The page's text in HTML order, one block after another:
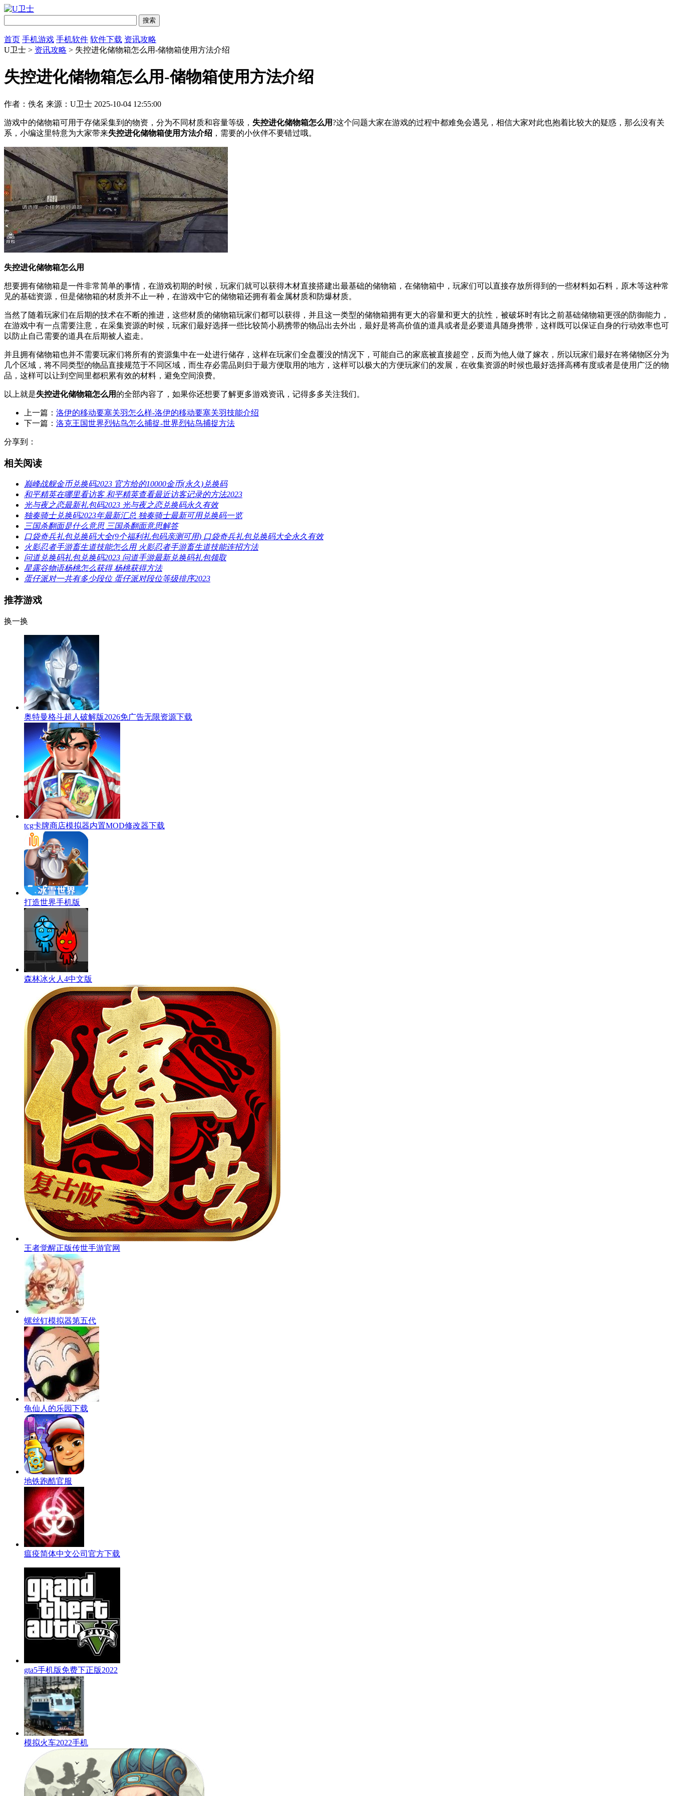
首页 手机游戏 手机软件 软件下载 资讯攻略
U卫士 > 资讯攻略 > 失控进化储物箱怎么用-储物箱使用方法介绍
失控进化储物箱怎么用-储物箱使用方法介绍
作者：佚名 来源：U卫士 2025-10-04 12:55:00
游戏中的储物箱可用于存储采集到的物资，分为不同材质和容量等级， 失控进化储物箱怎么用?这个问题大家在游戏的过程中都难免会遇见，相信大家对此也抱着比较大的疑惑，那么没有关
系，小编这里特意为大家带来失控进化储物箱使用方法介绍 ，需要的小伙伴不要错过哦。
失控进化储物箱怎么用
想要拥有储物箱是一件非常简单的事情，在游戏初期的时候，玩家们就可以获得木材直接搭建出最基础的储物箱，在储物箱中，玩家们可以直接存放所得到的一些材料如石料，原木等这种常
见的基础资源，但是储物箱的材质并不止一种，在游戏中它的储物箱还拥有着金属材质和防爆材质。
当然了随着玩家们在后期的技术在不断的推进，这些材质的储物箱玩家们都可以获得，并且这一类型的储物箱拥有更大的容量和更大的抗性，被破坏时有比之前基础储物箱更强的防御能力，
在游戏中有一点需要注意，在采集资源的时候，玩家们最好选择一些比较简小易携带的物品出去外出，最好是将高价值的道具或者是必要道具随身携带，这样既可以保证自身的行动效率也可
以防止自己需要的道具在后期被人盗走。
并且拥有储物箱也并不需要玩家们将所有的资源集中在一处进行储存，这样在玩家们全盘覆没的情况下，可能自己的家底被直接超空，反而为他人做了嫁衣，所以玩家们最好在将储物区分为
几个区域，将不同类型的物品直接规范于不同区域，而生存必需品则归于最方便取用的地方，这样可以极大的方便玩家们的发展，在收集资源的时候也最好选择高稀有度或者是使用广泛的物
品，这样可以让到空间里都积累有效的材料，避免空间浪费。
以上就是失控进化储物箱怎么用 的全部内容了，如果你还想要了解更多游戏资讯，记得多多关注我们。
上一篇： 洛伊的移动要塞关羽怎么样-洛伊的移动要塞关羽技能介绍
下一篇： 洛克王国世界烈钻鸟怎么捕捉-世界烈钻鸟捕捉方法
分享到：
相关阅读
巅峰战舰金币兑换码2023 官方给的10000金币(永久)兑换码
和平精英在哪里看访客 和平精英查看最近访客记录的方法2023
光与夜之恋最新礼包码2023 光与夜之恋兑换码永久有效
独奏骑士兑换码2023年最新汇总 独奏骑士最新可用兑换码一览
三国杀翻面是什么意思 三国杀翻面意思解答
口袋奇兵礼包兑换码大全(9个福利礼包码亲测可用) 口袋奇兵礼包兑换码大全永久有效
火影忍者手游畜生道技能怎么用 火影忍者手游畜生道技能连招方法
问道兑换码礼包兑换码2023 问道手游最新兑换码礼包领取
星露谷物语杨桃怎么获得 杨桃获得方法
蛋仔派对一共有多少段位 蛋仔派对段位等级排序2023
推荐游戏
换一换
奥特曼格斗超人破解版2026免广告无限资源下载
tcg卡牌商店模拟器内置MOD修改器下载
打造世界手机版
森林冰火人4中文版
王者觉醒正版传世手游官网
螺丝钉模拟器第五代
龟仙人的乐园下载
地铁跑酷官服
瘟疫简体中文公司官方下载
gta5手机版免费下正版2022
模拟火车2022手机